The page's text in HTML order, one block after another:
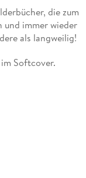
die zum
und immer wieder
als langweilig!
Softcover.